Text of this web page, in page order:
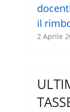
il
2 Aprile